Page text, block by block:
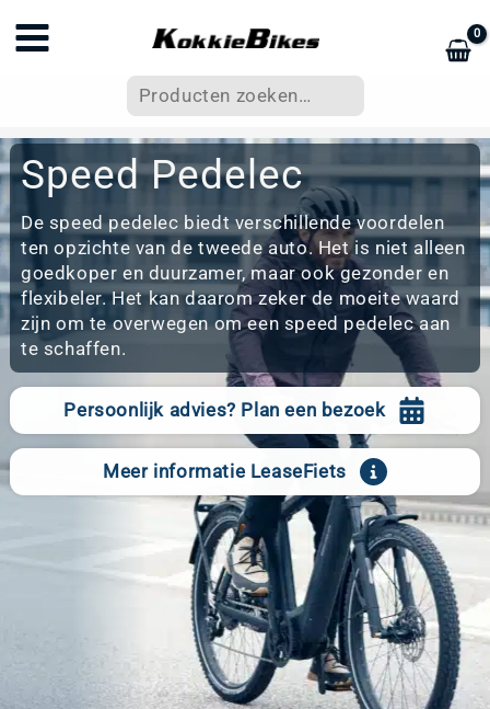
naar
Zoeken
Speed Pedelec
De speed pedelec biedt verschillende voordelen
ten opzichte van de tweede auto. Het is niet alleen
goedkoper en duurzamer, maar ook gezonder en
flexibeler. Het kan daarom zeker de moeite waard
zijn om te overwegen om een speed pedelec aan
te schaffen.
Persoonlijk advies? Plan een bezoek
Meer informatie LeaseFiets